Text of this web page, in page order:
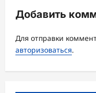
я
з
а
п
и
Добавить
Для отправки
авторизоваться.